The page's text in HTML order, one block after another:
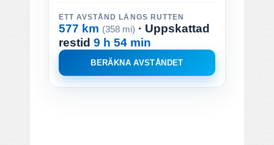
ETT AVSTÅND LÄNGS RUTTEN
577 km (358 mi) · Uppskattad
restid 9 h 54 min
BERÄKNA AVSTÅNDET